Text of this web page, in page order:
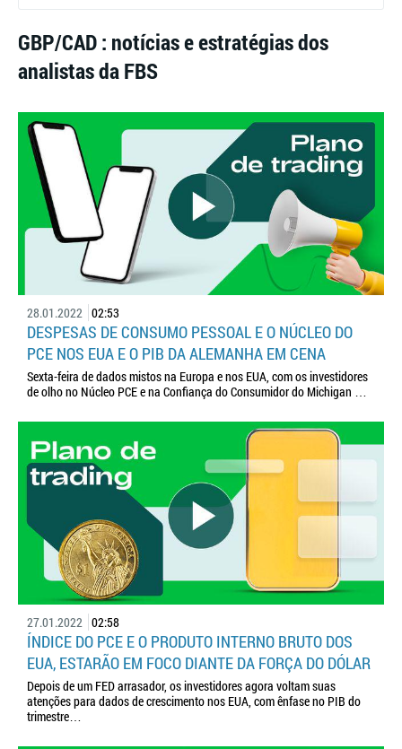
GBP/CAD : notícias e estratégias dos
analistas da FBS
28.01.2022 02:53
DESPESAS DE CONSUMO PESSOAL E O NÚCLEO DO
PCE NOS EUA E O PIB DA ALEMANHA EM CENA
Sexta-feira de dados mistos na Europa e nos EUA, com os investidores
de olho no Núcleo PCE e na Confiança do Consumidor do Michigan …
27.01.2022 02:58
ÍNDICE DO PCE E O PRODUTO INTERNO BRUTO DOS
EUA, ESTARÃO EM FOCO DIANTE DA FORÇA DO DÓLAR
Depois de um FED arrasador, os investidores agora voltam suas
atenções para dados de crescimento nos EUA, com ênfase no PIB do
trimestre…